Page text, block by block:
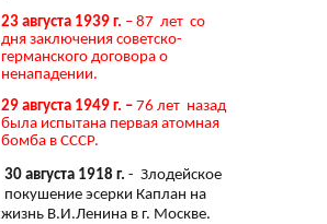
23 августа 1939 г. – 87 лет со
дня заключения советско-
германского договора о
ненападении.
29 августа 1949 г. – 76 лет назад
была испытана первая атомная
бомба в СССР.
30 августа 1918 г. - Злодейское
покушение эсерки Каплан на
жизнь В.И.Ленина в г. Москве.